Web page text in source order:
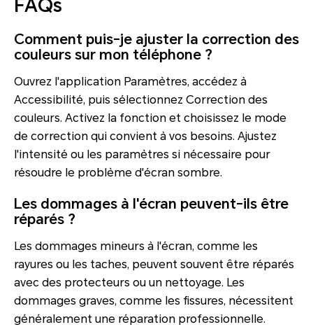
FAQs
Comment puis-je ajuster la correction des
couleurs sur mon téléphone ?
Ouvrez l'application Paramètres, accédez à
Accessibilité, puis sélectionnez Correction des
couleurs. Activez la fonction et choisissez le mode
de correction qui convient à vos besoins. Ajustez
l'intensité ou les paramètres si nécessaire pour
résoudre le problème d'écran sombre.
Les dommages à l'écran peuvent-ils être
réparés ?
Les dommages mineurs à l'écran, comme les
rayures ou les taches, peuvent souvent être réparés
avec des protecteurs ou un nettoyage. Les
dommages graves, comme les fissures, nécessitent
généralement une réparation professionnelle.